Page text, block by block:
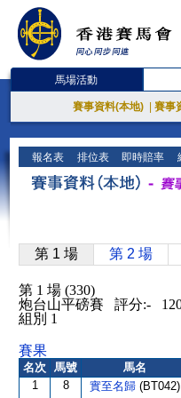
馬場活動
賽事資料(本地) 賽事
報名表 排位表 即時賠率
第 1 場 第 2 場
第 1 場 (330)
炮台山平磅賽 評分:-
組別 1
賽果
名次 馬號 馬名
1
8 實至名歸 (BT042)